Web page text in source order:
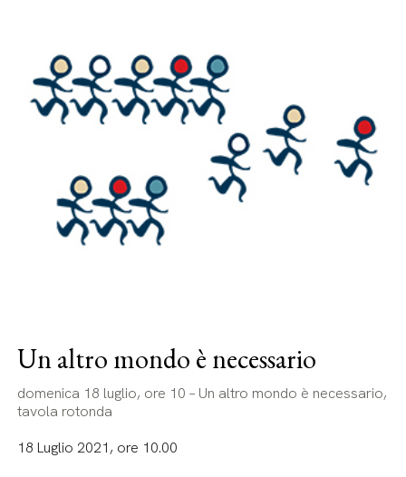
Un altro mondo è necessario
domenica 18 luglio, ore 10 – Un altro mondo è necessario,
tavola rotonda
18 Luglio 2021, ore 10.00